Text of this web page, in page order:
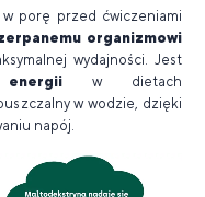
porę przed ćwiczeniami
organizmowi
wydajności. Jest
w dietach
w wodzie, dzięki
napój.